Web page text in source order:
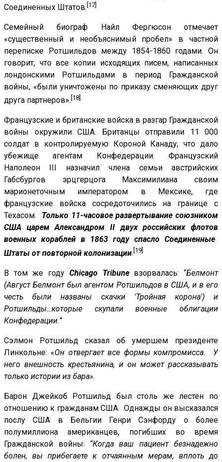
Соединенных Штатов. [17]
Семейный биограф Найл Фергюсон отмечает
«существенный и необъяснимый пробел» в частной
переписке Ротшильдов между 1854-1860 годами. Он
говорит, что все копии исходящих писем, написанных
лондонскими Ротшильдами в период Гражданской
войны, «были уничтожены по приказу сменяющих друг
друга партнеров». [18]
Французские и британские войска в разгар Гражданской
войны окружили США. Британцы отправили 11 000
солдат в контролируемую Короной Канаду, что дало
убежище агентам Конфедерации. Французский
Наполеон III назначил члена семьи австрийских
Габсбургов эрцгерцога Максимилиана своим
марионеточным императором в Мексике, где
французские войска сосредоточились на границе с
Техасом. Только 11-часовое развертывание союзником
США царем Александром II двух российских флотов
военных кораблей в 1863 году спасло Соединенные
Штаты от повторной колонизации. [19]
В том же году Chicago Tribuneвзорвалась: “Белмонт
(Август Белмонт был агентом Ротшильдов в США, и в его
честь были названы скачки 'Тройная корона') и
Ротшильды…которые скупали военные облигации
Конфедерации.”
Сэлмон Ротшильд сказал об умершем президенте
Линкольне: «Он отвергает все формы компромисса. У
него внешность крестьянина, и он может рассказывать
только истории из бара».
Барон Джейкоб Ротшильд был столь же лестен по
отношению к гражданам США. Однажды он высказался
послу США в Бельгии Генри Сэнфорду о более
полумиллиона американцев, погибших во время
Гражданской войны: “Когда ваш пациент безнадежно
болен, вы прибегаете к отчаянным мерам, вплоть до